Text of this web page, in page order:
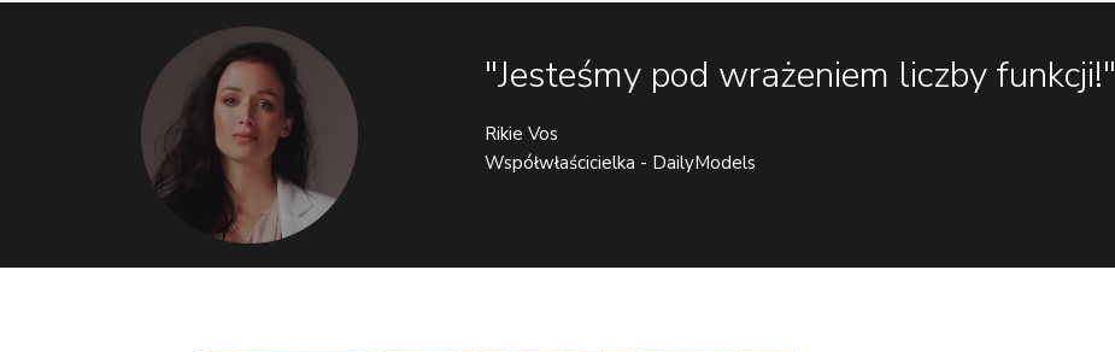
"Jesteśmy pod wrażeniem liczby funkcji!"
Rikie Vos
Współwłaścicielka - DailyModels